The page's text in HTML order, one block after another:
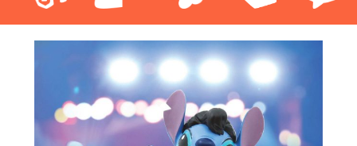
אספנות בובות פרווה חולצות